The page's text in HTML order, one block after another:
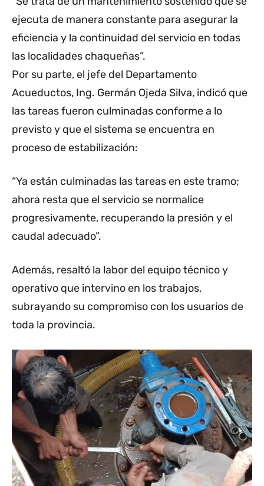
ejecuta de manera constante para asegurar la
eficiencia y la continuidad del servicio en todas
las localidades chaqueñas”.
Por su parte, el jefe del Departamento
Acueductos, Ing. Germán Ojeda Silva, indicó que
las tareas fueron culminadas conforme a lo
previsto y que el sistema se encuentra en
proceso de estabilización:
“Ya están culminadas las tareas en este tramo;
ahora resta que el servicio se normalice
progresivamente, recuperando la presión y el
caudal adecuado”.
Además, resaltó la labor del equipo técnico y
operativo que intervino en los trabajos,
subrayando su compromiso con los usuarios de
toda la provincia.